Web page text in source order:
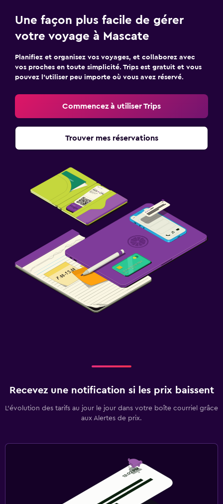
Une façon plus facile de gérer
votre voyage à Mascate
Planifiez et organisez vos voyages, et collaborez avec
vos proches en toute simplicité. Trips est gratuit et vous
pouvez l’utiliser peu importe où vous avez réservé.
Commencez à utiliser Trips
Trouver mes réservations
Recevez une notification si les prix baissent
L’évolution des tarifs au jour le jour dans votre boîte courriel grâce
aux Alertes de prix.